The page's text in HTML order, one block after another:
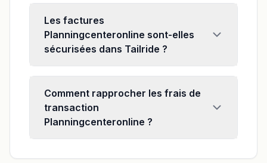
Les factures
Planningcenteronline sont-elles
sécurisées dans Tailride ?
Comment rapprocher les frais de
transaction
Planningcenteronline ?